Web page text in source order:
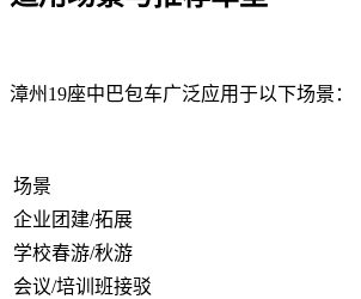
漳州19座中巴包车广泛应用于以下场景：
场景
企业团建/拓展
学校春游/秋游
会议/培训班接驳